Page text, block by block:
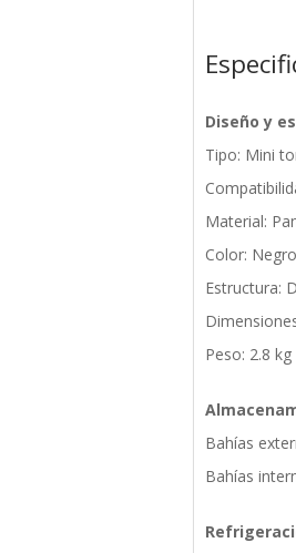
Diseño y
Tipo: Mini
Material:
Color: Negro
Estructura:
Peso: 2.8 kg
Bahías
Bahías